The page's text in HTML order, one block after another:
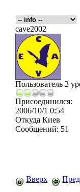
cave2002
Пользователь 2
Присоединился:
2006/10/1 0:54
Откуда Киев
Сообщений: 51
Вверх